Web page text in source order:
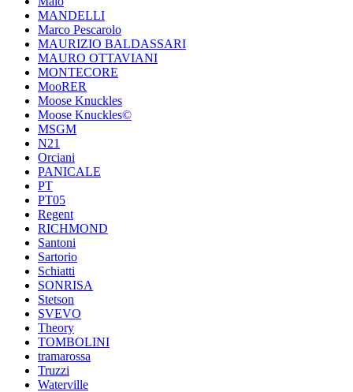
MANDELLI
Marco Pescarolo
MAURIZIO BALDASSARI
MAURO OTTAVIANI
MONTECORE
MooRER
Moose Knuckles
Moose Knuckles©️
MSGM
N21
Orciani
PANICALE
PT
PT05
Regent
RICHMOND
Santoni
Sartorio
Schiatti
SONRISA
Stetson
SVEVO
Theory
TOMBOLINI
tramarossa
Truzzi
Waterville